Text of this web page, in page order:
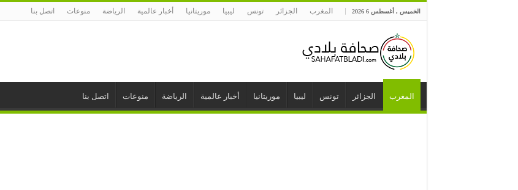
الخميس , أغسطس 6 2026 المغرب الجزائر تونس ليبيا موريتانيا أخبار عالمية الرياضة منوعات اتصل بنا
المغرب الجزائر تونس ليبيا موريتانيا أخبار عالمية الرياضة منوعات اتصل بنا